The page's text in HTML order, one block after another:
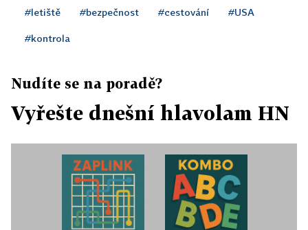
#letiště #bezpečnost #cestování #USA
#kontrola
Nudíte se na poradě?
Vyřešte dnešní hlavolam HN